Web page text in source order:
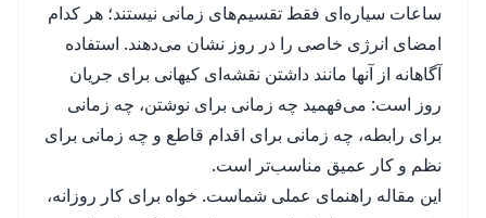
ساعات سیاره‌ای فقط تقسیم‌های زمانی نیستند؛ هر کدام
امضای انرژی خاصی را در روز نشان می‌دهند. استفاده
آگاهانه از آنها مانند داشتن نقشه‌ای کیهانی برای جریان
روز است: می‌فهمید چه زمانی برای نوشتن، چه زمانی
برای رابطه، چه زمانی برای اقدام قاطع و چه زمانی برای
نظم و کار عمیق مناسب‌تر است.
این مقاله راهنمای عملی شماست. خواه برای کار روزانه،